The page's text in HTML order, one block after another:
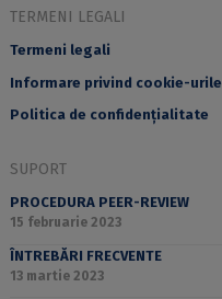
TERMENI LEGALI
Termeni legali
Informare privind cookie-urile
Politica de confidențialitate
SUPORT
PROCEDURA PEER-REVIEW
15 februarie 2023
ÎNTREBĂRI FRECVENTE
13 martie 2023